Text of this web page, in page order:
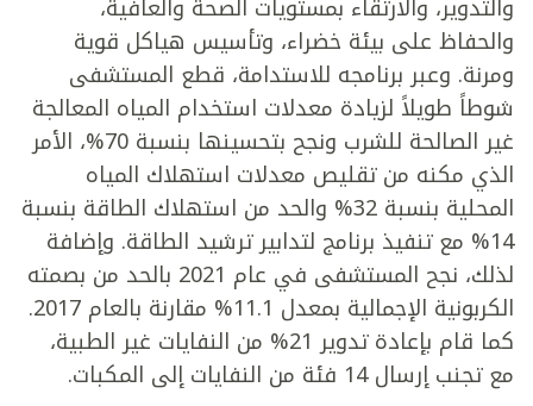
والتدوير، والارتقاء بمستويات الصحة والعافية،
والحفاظ على بيئة خضراء، وتأسيس هياكل قوية
ومرنة. وعبر برنامجه للاستدامة، قطع المستشفى
شوطاً طويلاً لزيادة معدلات استخدام المياه المعالجة
غير الصالحة للشرب ونجح بتحسينها بنسبة 70%، الأمر
الذي مكنه من تقليص معدلات استهلاك المياه
المحلية بنسبة 32% والحد من استهلاك الطاقة بنسبة
14% مع تنفيذ برنامج لتدابير ترشيد الطاقة. وإضافة
لذلك، نجح المستشفى في عام 2021 بالحد من بصمته
الكربونية الإجمالية بمعدل 11.1% مقارنة بالعام 2017.
كما قام بإعادة تدوير 21% من النفايات غير الطبية،
مع تجنب إرسال 14 فئة من النفايات إلى المكبات.